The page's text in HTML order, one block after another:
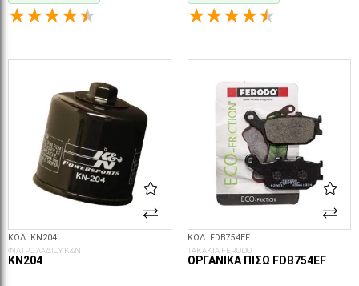
ΚΩΔ. KN204
ΦΙΛΤΡΟ ΛΑΔΙΟΥ K&N
KN204
ΚΩΔ. FDB754EF
ΤΑΚΑΚΙΑ FERODO
ΟΡΓΑΝΙΚΆ ΠΊΣΩ FDB754EF